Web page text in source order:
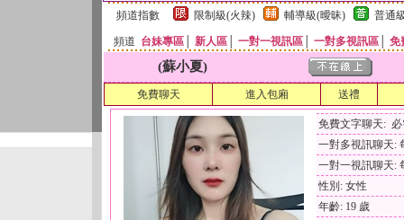
頻道指數
限制級(火辣) 輔導級(曖昧) 普通
頻道 台妹專區 新人區 一對一視訊區 一對多視訊區 免
(蘇小夏)
免費聊天 進入包廂 送禮
免費文字聊天:
一對多視訊聊天:
一對一視訊聊天:
性別: 女性
年齡: 19 歲